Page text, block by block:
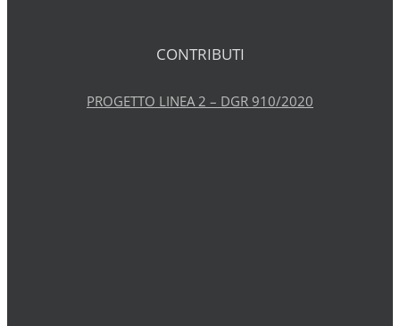
CONTRIBUTI
PROGETTO LINEA 2 – DGR 910/2020